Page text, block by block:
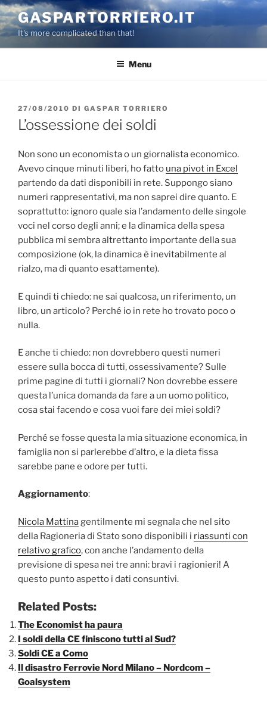
Salta
al
contenuto
GASPARTORRIERO.IT
It's more complicated than that!
Menu
PUBBLICATO
IL
27/08/2010 DI GASPAR TORRIERO
L’ossessione dei soldi
Non sono un economista o un giornalista economico.
Avevo cinque minuti liberi, ho fatto una pivot in Excel
partendo da dati disponibili in rete. Suppongo siano
numeri rappresentativi, ma non saprei dire quanto. E
soprattutto: ignoro quale sia l’andamento delle singole
voci nel corso degli anni; e la dinamica della spesa
pubblica mi sembra altrettanto importante della sua
composizione (ok, la dinamica è inevitabilmente al
rialzo, ma di quanto esattamente).
E quindi ti chiedo: ne sai qualcosa, un riferimento, un
libro, un articolo? Perché io in rete ho trovato poco o
nulla.
E anche ti chiedo: non dovrebbero questi numeri
essere sulla bocca di tutti, ossessivamente? Sulle
prime pagine di tutti i giornali? Non dovrebbe essere
questa l’unica domanda da fare a un uomo politico,
cosa stai facendo e cosa vuoi fare dei miei soldi?
Perché se fosse questa la mia situazione economica, in
famiglia non si parlerebbe d’altro, e la dieta fissa
sarebbe pane e odore per tutti.
Aggiornamento:
Nicola Mattinagentilmente mi segnala che nel sito
della Ragioneria di Stato sono disponibili i riassunti con
relativo grafico, con anche l’andamento della
previsione di spesa nei tre anni: bravi i ragionieri! A
questo punto aspetto i dati consuntivi.
Related Posts:
The Economist ha paura
I soldi della CE finiscono tutti al Sud?
Soldi CE a Como
Il disastro Ferrovie Nord Milano – Nordcom –
Goalsystem